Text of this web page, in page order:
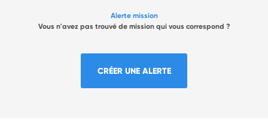
Alerte mission
Vous n'avez pas trouvé de mission qui vous correspond ?
CRÉER UNE ALERTE